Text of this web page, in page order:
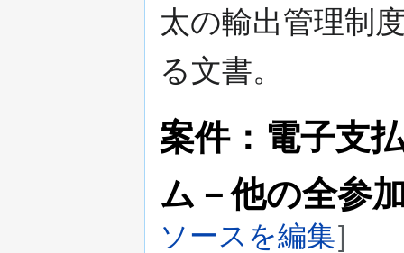
太の輸出管理制
る文書。
案件：電子支
ム－他の全参
ソースを編集]